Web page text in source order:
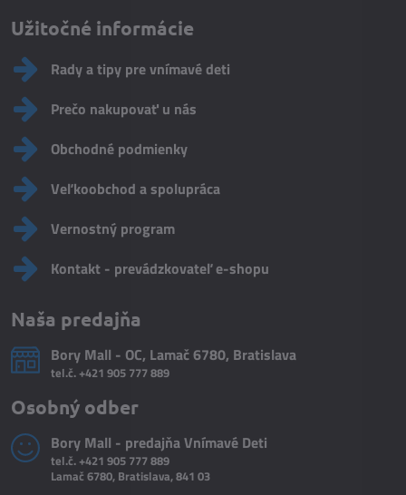
Užitočné informácie
Rady a tipy pre vnímavé deti
Prečo nakupovať u nás
Obchodné podmienky
Veľkoobchod a spolupráca
Vernostný program
Kontakt - prevádzkovateľ e-shopu
Naša predajňa
Bory Mall - OC, Lamač 6780, Bratislava
tel.č.+421 905 777 889
Osobný odber
Bory Mall - predajňa Vnímavé Deti
tel.č.+421 905 777 889
Lamač 6780, Bratislava, 841 03